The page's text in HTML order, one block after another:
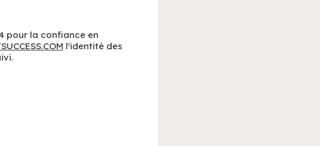
pour la confiance en
l'identité des